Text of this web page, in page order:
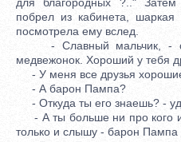
побрел из кабинета,
посмотрела ему вслед.
- Славный мальчик, -
медвежонок. Хороший у тебя
- У меня все друзья
- А барон Пампа?
- Откуда ты его знаешь? -
- А ты больше ни про кого и
только и слышу - барон Пампа